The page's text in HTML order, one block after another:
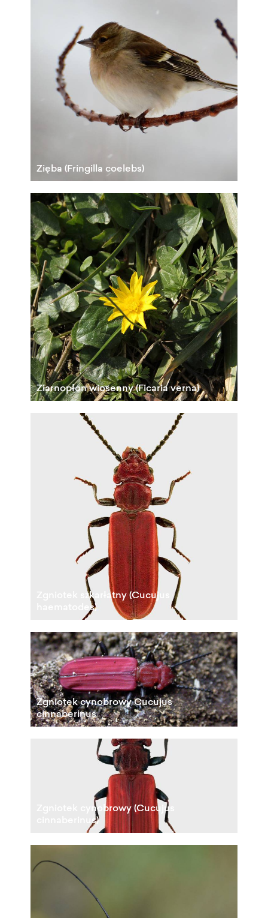
Zięba (Fringilla coelebs)
Ziarnopłon wiosenny (Ficaria verna)
Zgniotek szkarłatny (Cucujus
haematodes)
Zgniotek cynobrowy Cucujus
cinnaberinus
Zgniotek cynobrowy (Cucujus
cinnaberinus)